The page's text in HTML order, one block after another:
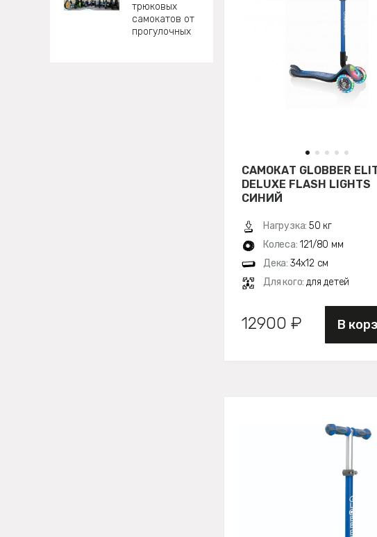
трюковых
самокатов от
прогулочных
САМОКАТ GLOBBER
DELUXE FLASH LIGHTS
СИНИЙ
Нагрузка: 50 кг
Колеса: 121/80 мм
Дека: 34х12 см
Для кого: для детей
12900 ₽ В